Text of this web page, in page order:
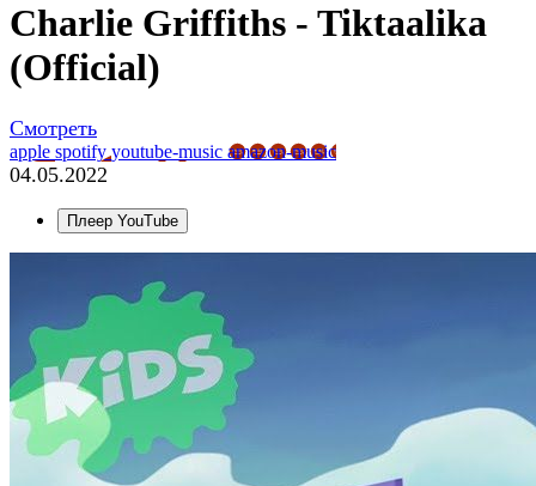
Charlie Griffiths - Tiktaalika
(Official)
Смотреть
apple spotifyyoutube-music amazon-music
04.05.2022
Плеер YouTube